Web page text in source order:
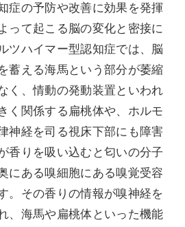
症の予防や改善に効果を発揮
って起こる脳の変化と密接に
ツハイマー型認知症では、脳
蓄える海馬という部分が萎縮
く、情動の発動装置といわれ
く関係する扁桃体や、ホルモ
神経を司る視床下部にも障害
香りを吸い込むと匂いの分子
にある嗅細胞にある嗅覚受容
。その香りの情報が嗅神経を
、海馬や扁桃体といった機能